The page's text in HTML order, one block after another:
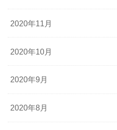
2020年11月
2020年10月
2020年9月
2020年8月